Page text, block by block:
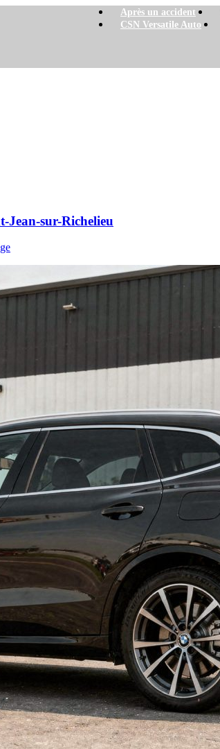
Après un accident
CSN Versatile Auto
Jean-sur-Richelieu